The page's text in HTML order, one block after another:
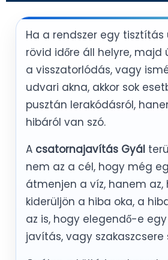
Ha a rendszer egy
rövid időre áll helyre, majd
a visszatorlódás, vagy
udvari akna, akkor sok
pusztán lerakódásról,
hibáról van szó.
A csatornajavítás Gyál
nem az a cél, hogy még
átmenjen a víz, hanem az,
kiderüljön a hiba oka, a
az is, hogy elegendő-e
javítás, vagy szakaszcsere